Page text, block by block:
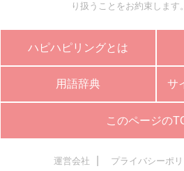
り扱うことをお約束します。
ハピハピリングとは
用語辞典 サ
このページの
運営会社 プライバシーポ